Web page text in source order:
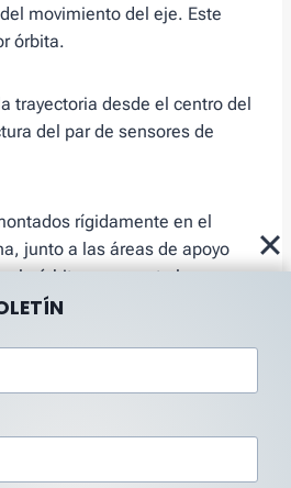
movimiento del eje. Este
órbita.
trayectoria desde el centro del
del par de sensores de
rígidamente en el
junto a las áreas de apoyo
la órbita representa la
eje en relación con la
y la cantidad de
el gráfico, el reloj de arena,
de fase, también
de fase, es un gráfico eficaz